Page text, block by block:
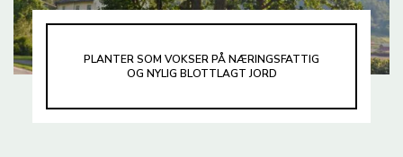
PLANTER SOM VOKSER PÅ NÆRINGSFATTIG
OG NYLIG BLOTTLAGT JORD